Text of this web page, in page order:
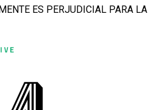
ES PERJUDICIAL PARA LA